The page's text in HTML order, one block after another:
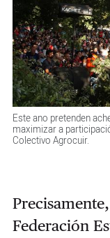
Este ano pretenden
maximizar a
Colectivo Agrocuir.
Federación